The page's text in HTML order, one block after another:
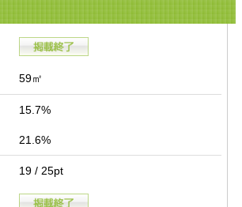
59㎡
15.7%
21.6%
19 / 25pt